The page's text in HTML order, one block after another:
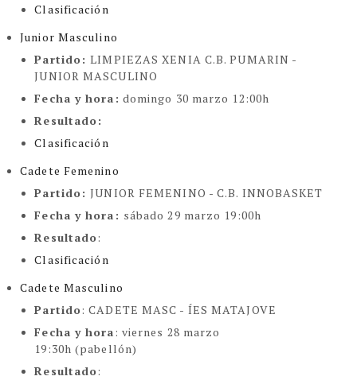
Clasificación
Junior Masculino
Partido :LIMPIEZAS XENIA C.B. PUMARIN -
JUNIOR MASCULINO
Fecha y hora: domingo 30 marzo 12:00h
Resultado :
Clasificación
Cadete Femenino
Partido :JUNIOR FEMENINO -C.B. INNOBASKET
Fecha y hora : sábado 29 marzo 19:00h
Resultado:
Clasificación
Cadete Masculino
Partido: CADETE MASC - ÍES MATAJOVE
Fecha y hora: viernes 28 marzo
19:30h (pabellón)
Resultado: